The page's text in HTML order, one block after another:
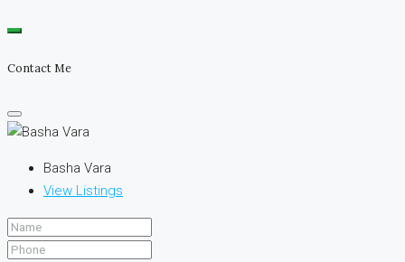
Contact Me
Basha Vara
View Listings